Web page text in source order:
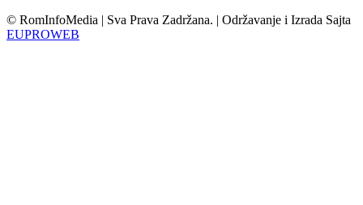
© RomInfoMedia | Sva Prava Zadržana. | Održavanje i Izrada Sajta
EUPROWEB